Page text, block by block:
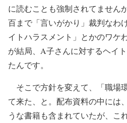
に読むことも強制されてません
百まで「言いがかり」裁判なわ
イトハラスメント」とかのワケ
が結局、A子さんに対するヘイ
たんです。
そこで方針を変えて、「職場
て来た、と。配布資料の中には
うな書籍も含まれていたが、こ